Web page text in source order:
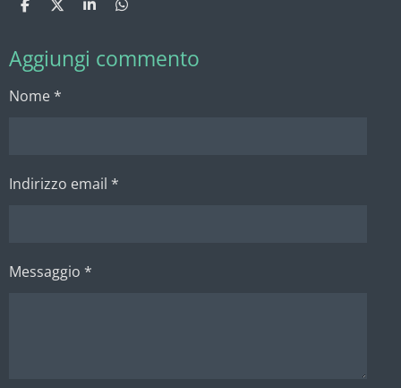
C
d
i
i
C
d
i
i
C
d
i
C
d
i
Aggiungi commento
Nome *
Indirizzo email *
Messaggio *